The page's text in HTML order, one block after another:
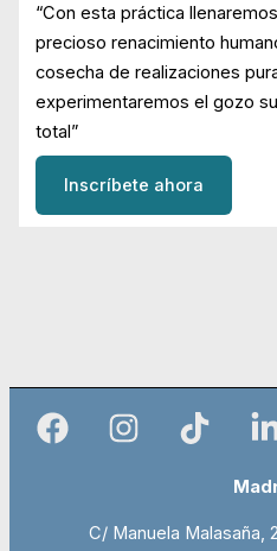
“Con esta práctica
precioso renacimiento
cosecha de realizaciones
experimentaremos el gozo
total”
Inscríbete ahora
C/ Manuela Malasaña,